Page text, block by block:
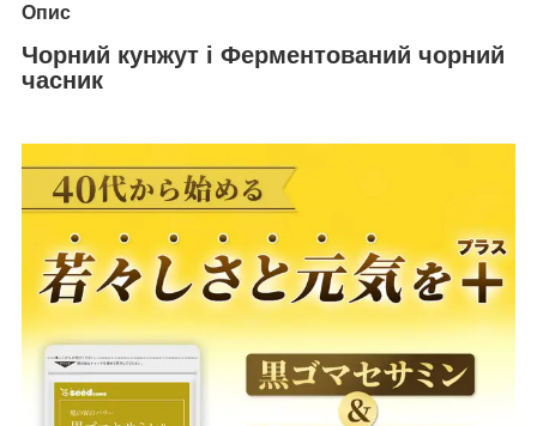
Опис
Чорний кунжут і Ферментований чорний
часник